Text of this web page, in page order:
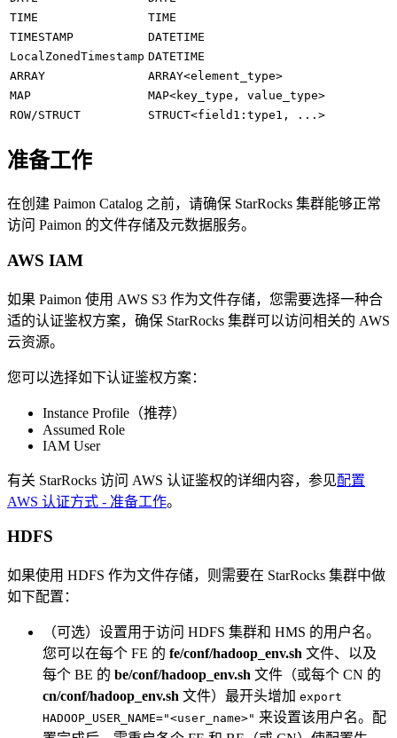
TIME
TIME
TIMESTAMP
DATETIME
LocalZonedTimestamp DATETIME
ARRAY
ARRAY<element_type>
MAP
MAP<key_type, value_type>
ROW/STRUCT
STRUCT<field1:type1, ...>
准备工作
在创建 Paimon Catalog 之前，请确保 StarRocks 集群能够正常
访问 Paimon 的文件存储及元数据服务。
AWS IAM
如果 Paimon 使用 AWS S3 作为文件存储，您需要选择一种合
适的认证鉴权方案，确保 StarRocks 集群可以访问相关的 AWS
云资源。
您可以选择如下认证鉴权方案：
Instance Profile（推荐）
Assumed Role
IAM User
有关 StarRocks 访问 AWS 认证鉴权的详细内容，参见配置
AWS 认证方式 - 准备工作。
HDFS
如果使用 HDFS 作为文件存储，则需要在 StarRocks 集群中做
如下配置：
（可选）设置用于访问 HDFS 集群和 HMS 的用户名。
您可以在每个 FE 的 fe/conf/hadoop_env.sh 文件、以及
每个 BE 的 be/conf/hadoop_env.sh 文件（或每个 CN 的
cn/conf/hadoop_env.sh 文件）最开头增加 export
HADOOP_USER_NAME="<user_name>" 来设置该用户名。配